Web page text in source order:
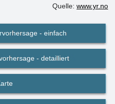
Quelle: www.yr.no
- einfach
- detailliert